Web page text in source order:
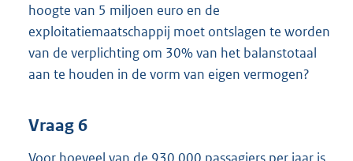
hoogte van 5 miljoen euro en de
exploitatiemaatschappij moet ontslagen te worden
van de verplichting om 30% van het balanstotaal
aan te houden in de vorm van eigen vermogen?
Vraag 6